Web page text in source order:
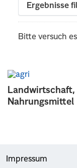
Nahrungsmittel
Ergebnisse
Bitte versuch
Impressum